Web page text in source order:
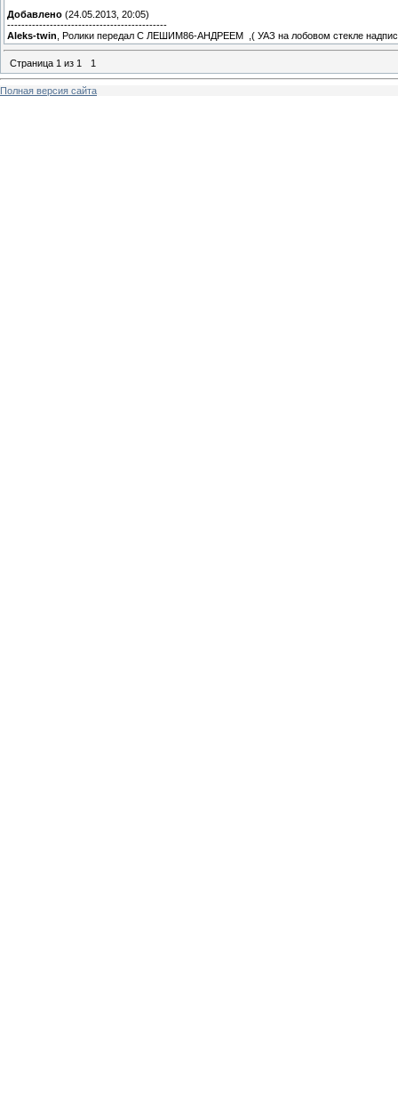
Добавлено (24.05.2013, 20:05)
---------------------------------------------
Aleks-twin , Ролики передал С ЛЕШИМ86-АНДРЕЕМ ,( УАЗ на лобовом стекле
Страница 1 из 1 1
Полная версия сайта